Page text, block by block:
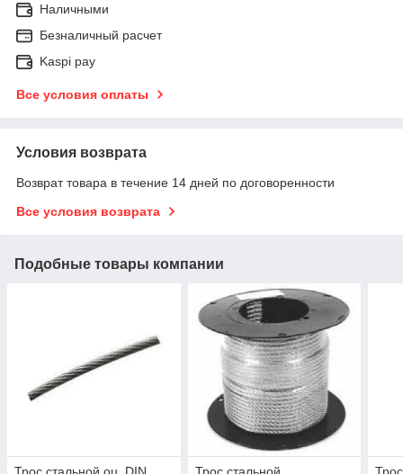
Наличными
Безналичный расчет
Kaspi pay
Все условия оплаты
Условия возврата
Возврат товара в течение 14 дней по договоренности
Все условия возврата
Подобные товары компании